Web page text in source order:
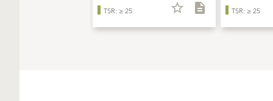
TSR: ≥ 25 star_border description TSR: ≥ 25